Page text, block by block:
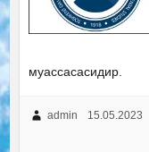
муассасасидир.
admin 15.05.2023